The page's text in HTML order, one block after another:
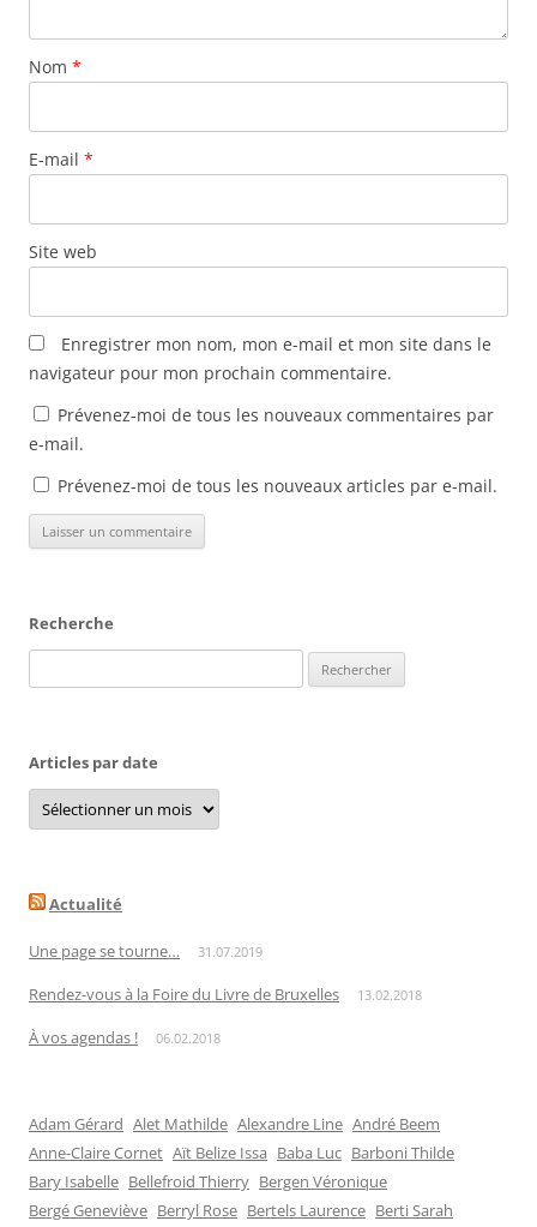
e
ê
t
)
f
ê
e
f
ê
e
e
u
l
f
ê
e
Nom *
E-mail *
Site web
Enregistrer mon nom, mon e-mail et mon site dans le
navigateur pour mon prochain commentaire.
Prévenez-moi de tous les nouveaux commentaires par
e-mail.
Prévenez-moi de tous les nouveaux articles par e-mail.
Recherche
Articles par date
Articles
par
date
Actualité
Une page se tourne… 31.07.2019
Rendez-vous à la Foire du Livre de Bruxelles 13.02.2018
À vos agendas ! 06.02.2018
Adam Gérard Alet Mathilde Alexandre Line André Beem
Anne-Claire Cornet Aït Belize Issa Baba Luc Barboni Thilde
Bary Isabelle Bellefroid Thierry Bergen Véronique
Bergé Geneviève Berryl Rose Bertels Laurence Berti Sarah